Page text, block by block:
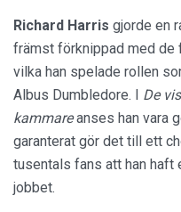
Richard Harris gjorde en
främst förknippad med de
vilka han spelade rollen
Albus Dumbledore. I De
kammareanses han vara
garanterat gör det till ett
tusentals fans att han
jobbet.